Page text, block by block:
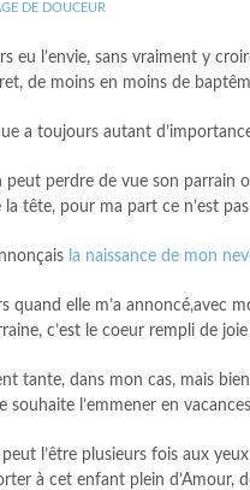
DE DOUCEUR
eu l’envie, sans vraiment y
de moins en moins de
a toujours autant
perdre de vue son parrain
tête, pour ma part ce n’est
la naissance de mon
quand elle m’a annoncé,avec
c’est le coeur rempli de
tante, dans mon cas, mais
souhaite l’emmener en
l’être plusieurs fois aux yeux
à cet enfant plein d’Amour,